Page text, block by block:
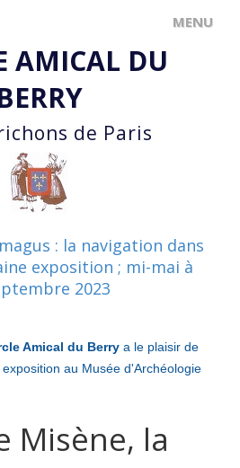
AMICAL DU
de Paris
: la navigation dans
exposition ; mi-mai à
2023
Amical du Berry a le plaisir de
au Musée d'Archéologie
Misène, la